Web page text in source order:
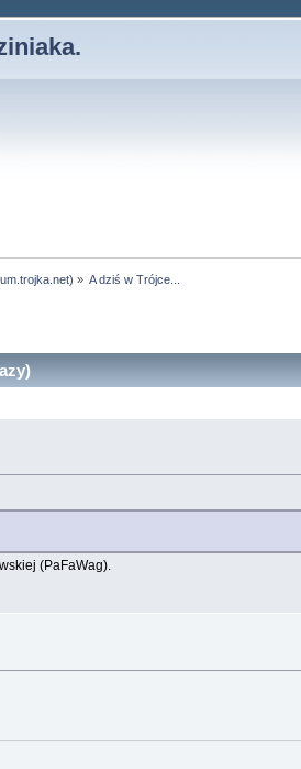
» A dziś w Trójce...
(PaFaWag).